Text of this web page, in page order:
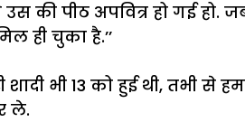
पीठ अपवित्र हो गई हो.
ही चुका है.’’
भी 13 को हुई थी, तभी से
ले.